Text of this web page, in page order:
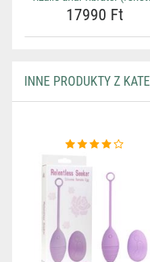
17990 Ft
INNE PRODUKTY Z